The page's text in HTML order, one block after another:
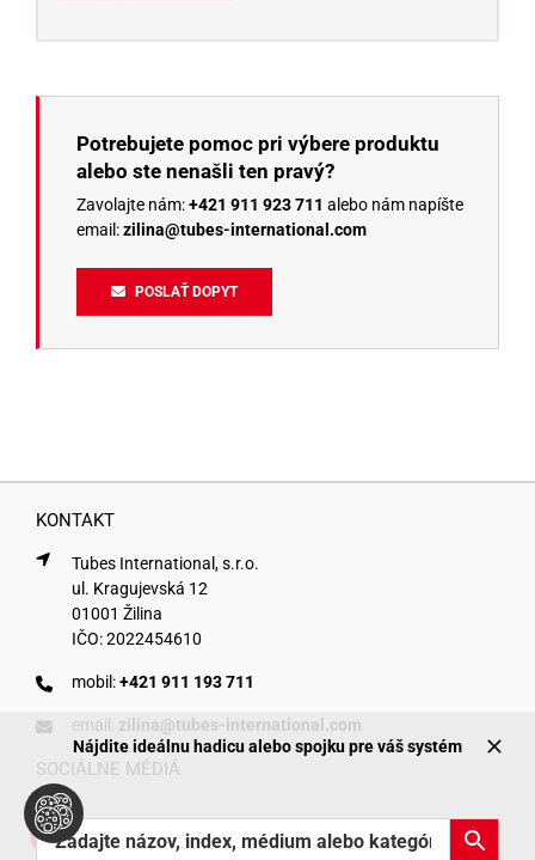
Potrebujete pomoc pri výbere produktu
alebo ste nenašli ten pravý?
Zavolajte nám:+421 911 923 711 alebo nám napíšte
email:zilina@tubes-international.com
POSLAŤ DOPYT
KONTAKT
Tubes International, s.r.o.
ul. Kragujevská 12
01001 Žilina
IČO: 2022454610
mobil:+421 911 193 711
email: zilina@tubes-international.com
SOCIÁLNE MÉDIÁ
Nájdite ideálnu hadicu alebo spojku pre váš systém